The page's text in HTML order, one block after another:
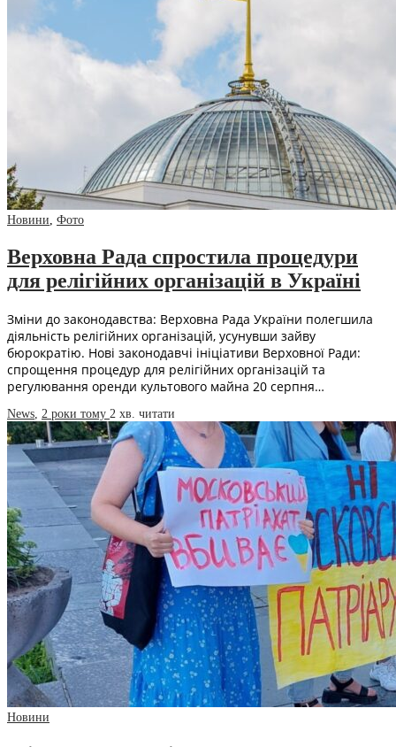
Новини, Фото
Верховна Рада спростила процедури
для релігійних організацій в Україні
Зміни до законодавства: Верховна Рада України полегшила
діяльність релігійних організацій, усунувши зайву
бюрократію. Нові законодавчі ініціативи Верховної Ради:
спрощення процедур для релігійних організацій та
регулювання оренди культового майна 20 серпня…
News, 2 роки тому 2 хв. читати
Новини